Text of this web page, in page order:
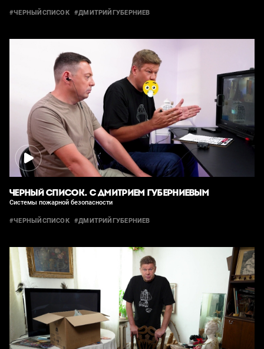
#ЧЕРНЫЙСПИСОК #ДМИТРИЙГУБЕРНИЕВ
ЧЕРНЫЙ СПИСОК. С ДМИТРИЕМ ГУБЕРНИЕВЫМ
Системы пожарной безопасности
#ЧЕРНЫЙСПИСОК #ДМИТРИЙГУБЕРНИЕВ